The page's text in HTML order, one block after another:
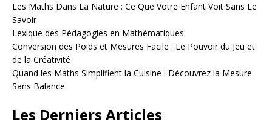
Les Maths Dans La Nature : Ce Que Votre Enfant Voit Sans Le
Savoir
Lexique des Pédagogies en Mathématiques
Conversion des Poids et Mesures Facile : Le Pouvoir du Jeu et
de la Créativité
Quand les Maths Simplifient la Cuisine : Découvrez la Mesure
Sans Balance
Les Derniers Articles